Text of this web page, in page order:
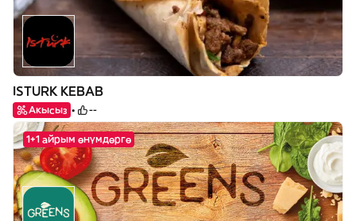
ISTURK KEBAB
Акысыз --
1+1 айрым өнүмдөргө